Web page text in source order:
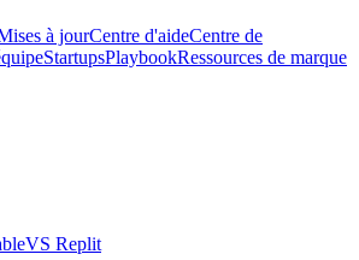
à jourCentre d'aideCentre de
StartupsPlaybookRessources de marque
VS Replit